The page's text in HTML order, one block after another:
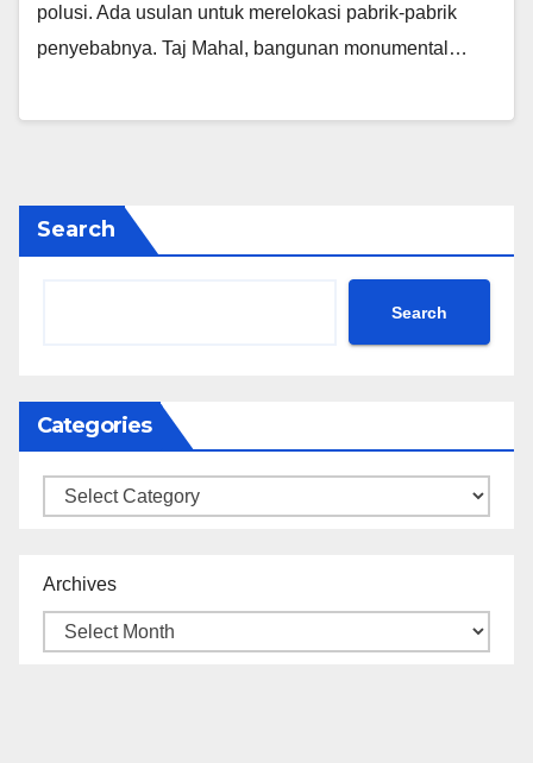
polusi. Ada usulan untuk merelokasi pabrik-pabrik
penyebabnya. Taj Mahal, bangunan monumental…
Search
Search
Categories
Categories
Archives